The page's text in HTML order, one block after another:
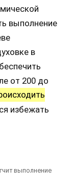
выполнение
в
от 200 до
избежать
выполнение